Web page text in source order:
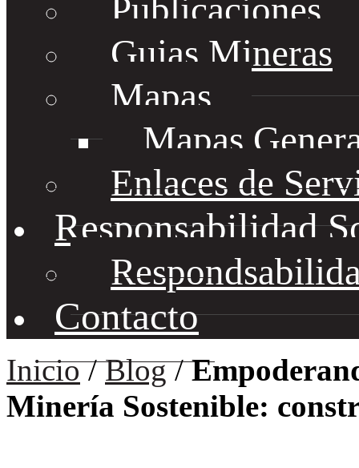
Publicaciones
Guias Mineras
Mapas
Mapas
Enlaces de
Responsabilidad
Contacto
Inicio/Blog/
Minería Sostenible: